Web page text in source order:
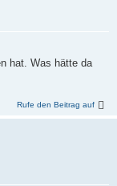
hat. Was hätte da
Rufe den Beitrag auf